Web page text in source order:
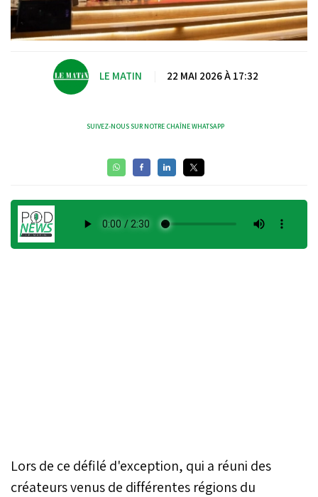
LE MATIN 22 MAI 2026 À 17:32
SUIVEZ-NOUS SUR NOTRE CHAÎNE WHATSAPP
Lors de ce défilé d'exception, qui a réuni des
créateurs venus de différentes régions du